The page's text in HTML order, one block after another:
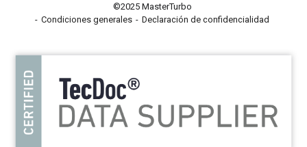
©2025 MasterTurbo
Condiciones generales
Declaración de confidencialidad